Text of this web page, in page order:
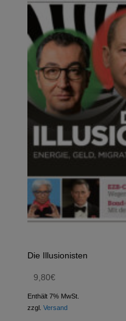
Die Illusionisten
9,80€
Enthält 7% MwSt.
zzgl. Versand